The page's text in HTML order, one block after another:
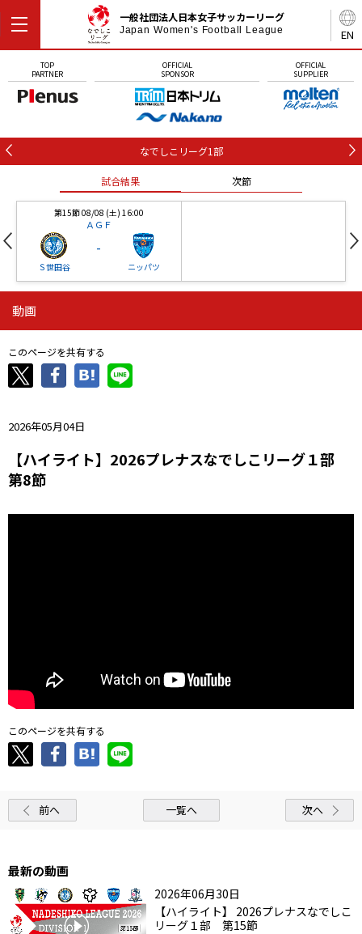
EN
一般社団法人日本女子サッカーリーグ
Japan Women's Football League
TOP
PARTNER
OFFICIAL
SPONSOR
OFFICIAL
SUPPLIER
なでしこリーグ1部
試合結果 次節
第15節 08/08 (土) 16:00
ＡＧＦ
Ｓ世田谷
-
ニッパツ
ニッパツ
ニッパツ
-
石人の星
動画
このページを共有する
2026年05月04日
【ハイライト】2026プレナスなでしこリーグ１部
第8節
このページを共有する
前へ 一覧へ 次へ
最新の動画
2026年06月30日
【ハイライト】 2026プレナスなでしこ
リーグ１部 第15節